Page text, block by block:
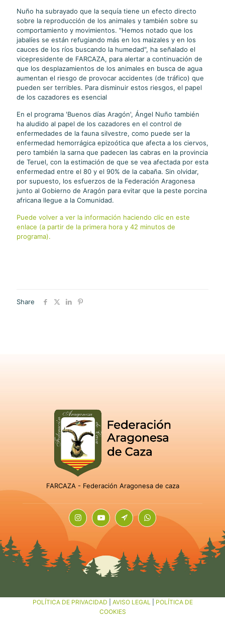
Nuño ha subrayado que la sequía tiene un efecto directo
sobre la reproducción de los animales y también sobre su
comportamiento y movimientos. "Hemos notado que los
jabalíes se están refugiando más en los maizales y en los
cauces de los ríos buscando la humedad", ha señalado el
vicepresidente de FARCAZA, para alertar a continuación de
que los desplazamientos de los animales en busca de agua
aumentan el riesgo de provocar accidentes (de tráfico) que
pueden ser terribles. Para disminuir estos riesgos, el papel
de los cazadores es esencial
En el programa 'Buenos días Aragón', Ángel Nuño también
ha aludido al papel de los cazadores en el control de
enfermedades de la fauna silvestre, como puede ser la
enfermedad hemorrágica epizoótica que afecta a los ciervos,
pero también la sarna que padecen las cabras en la provincia
de Teruel, con la estimación de que se vea afectada por esta
enfermedad entre el 80 y el 90% de la cabaña. Sin olvidar,
por supuesto, los esfuerzos de la Federación Aragonesa
junto al Gobierno de Aragón para evitar que la peste porcina
africana llegue a la Comunidad.
Puede volver a ver la información haciendo clic en este
enlace (a partir de la primera hora y 42 minutos de
programa).
Share
FARCAZA - Federación Aragonesa de caza
POLÍTICA DE PRIVACIDAD AVISO LEGAL
POLÍTICA DE
COOKIES